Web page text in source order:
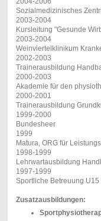
Sozialmedizinisches
2003-2004
Kursleitung "Gesunde
2003-2004
Weinviertelklinikum
2002-2003
Trainerausbildung
2000-2003
Akademie für den
2000-2001
Trainerausbildung
1999-2000
Bundesheer
1999
Matura, ORG für
1998-1999
Lehrwartausbildung
1997-1999
Sportliche Betreuung
Zusatzausbildungen: